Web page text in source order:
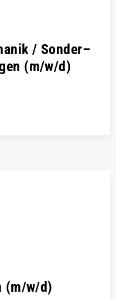
/ Sonder–
(m/w/d)
(m/w/d)